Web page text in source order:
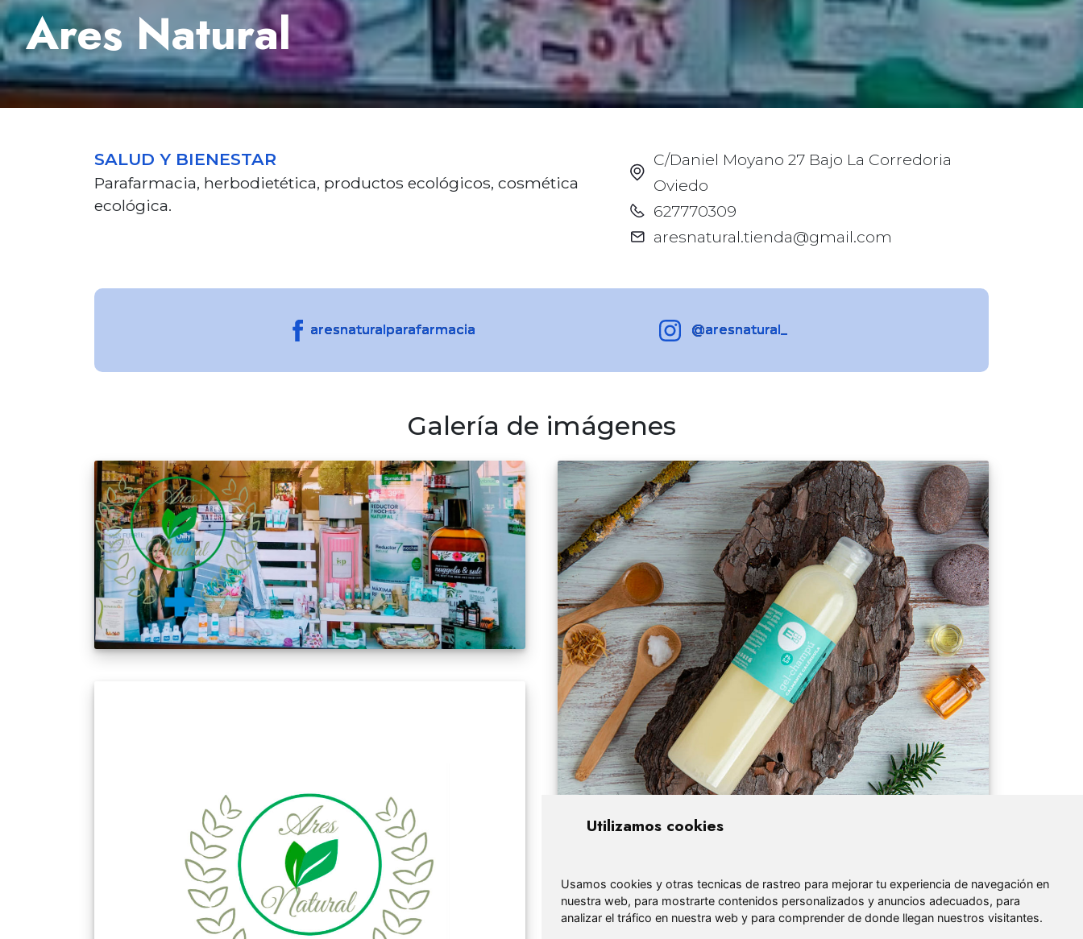
Utilizamos cookies
Usamos cookies y otras tecnicas de rastreo para mejorar tu experiencia de navegación en
nuestra web, para mostrarte contenidos personalizados y anuncios adecuados, para
analizar el tráfico en nuestra web y para comprender de donde llegan nuestros visitantes.
Ares Natural
SALUD Y BIENESTAR
Parafarmacia, herbodietética, productos ecológicos, cosmética
ecológica.
C/Daniel Moyano 27 Bajo La Corredoria
Oviedo
627770309
aresnatural.tienda@gmail.com
aresnaturalparafarmacia @aresnatural_
Galería de imágenes